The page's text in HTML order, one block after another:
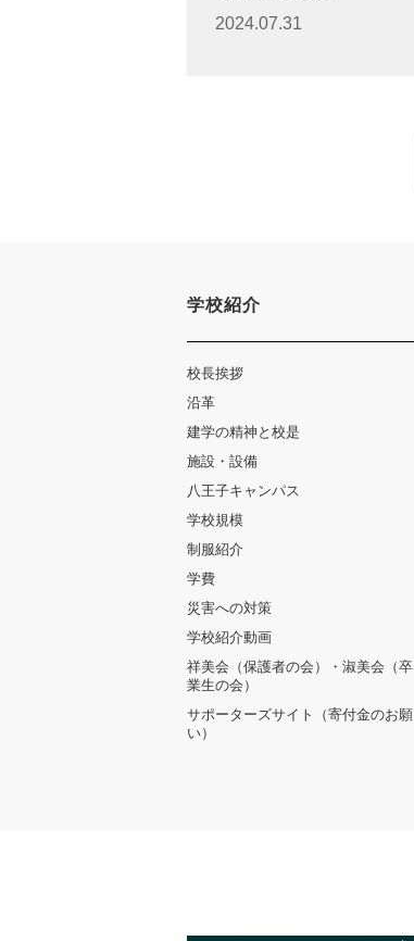
2024.07.31
学校紹介
校長挨拶
沿革
建学の精神と校是
施設・設備
八王子キャンパス
学校規模
制服紹介
学費
災害への対策
学校紹介動画
祥美会（保護者の会）・淑美会（卒
業生の会）
サポーターズサイト（寄付金のお願
い）